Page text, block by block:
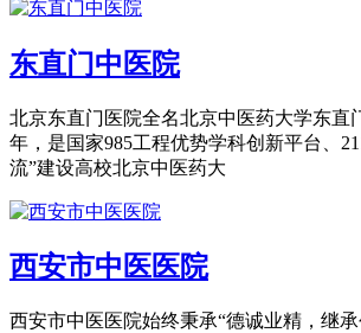
东直门中医院
北京东直门医院全名北京中医药大学东直
年，是国家985工程优势学科创新平台、
流”建设高校北京中医药大
西安市中医医院
西安市中医医院始终秉承“德诚业精，继承